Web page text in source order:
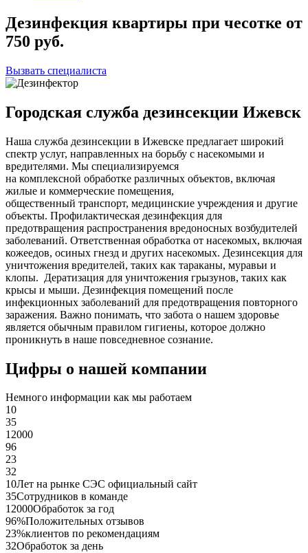
Дезинфекция квартиры при чесотке от
750 руб.
Вызвать специалиста
Городская служба дезинсекции Ижевск
Наша служба дезинсекции в Ижевске предлагает широкий
спектр услуг, направленных на борьбу с насекомыми и
вредителями. Мы специализируемся
на комплексной обработке различных объектов, включая
жилые и коммерческие помещения,
общественный транспорт, медицинские учреждения и другие
объекты. Профилактическая дезинфекция для
предотвращения распространения вредоносных возбудителей
заболеваний. Ответственная обработка от насекомых, включая
кожеедов, осиных гнезд и других насекомых. Дезинсекция для
уничтожения вредителей, таких как тараканы, муравьи и
клопы. Дератизация для уничтожения грызунов, таких как
крысы и мыши. Дезинфекция помещений после
инфекционных заболеваний для предотвращения повторного
заражения. Важно понимать, что забота о нашем здоровье
является обычным правилом гигиены, которое должно
проникнуть в наше повседневное сознание.
Цифры о нашей компании
Немного информации как мы работаем
10
35
12000
96
23
32
10Лет на рынке СЭС официальный сайт
35Сотрудников в команде
12000Обработок за год
96%Положительных отзывов
23%клиентов по рекомендациям
32Обработок за день